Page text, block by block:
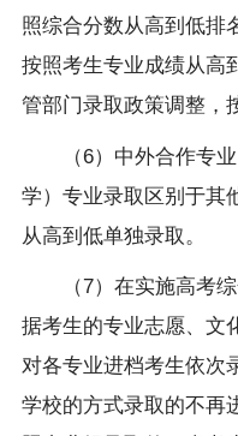
照综合分数从高到低排
按照考生专业成绩从高
管部门录取政策调整，
（6）中外合作专
学）专业录取区别于其
从高到低单独录取。
（7）在实施高考
据考生的专业志愿、文
对各专业进档考生依次
学校的方式录取的不再